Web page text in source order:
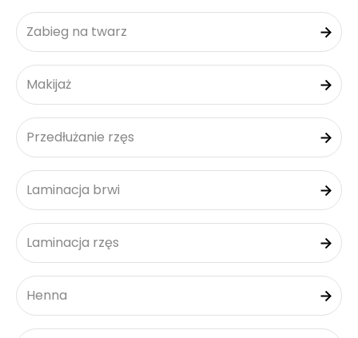
Zabieg na twarz
Makijaż
Przedłużanie rzęs
Laminacja brwi
Laminacja rzęs
Henna